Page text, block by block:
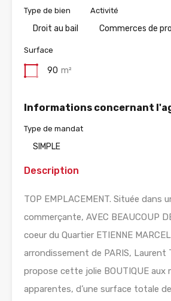
Type de bien
Droit au bail
Activité
Commerces de
Surface
90 m²
Informations concernant
Type de mandat
SIMPLE
Description
TOP EMPLACEMENT. Située dans
commerçante, AVEC BEAUCOUP
coeur du Quartier ETIENNE
arrondissement de PARIS, Laurent
propose cette jolie BOUTIQUE aux
apparentes, d’une surface totale